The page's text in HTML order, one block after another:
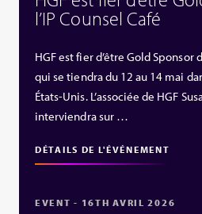
l’IP Counsel Café
HGF est fier d’être Gold Sponsor
qui se tiendra du 12 au 14 mai
États‑Unis. L’associée de HGF
interviendra sur …
DÉTAILS DE L'ÉVÉNEMENT
EVENT - 16TH AVRIL 2026